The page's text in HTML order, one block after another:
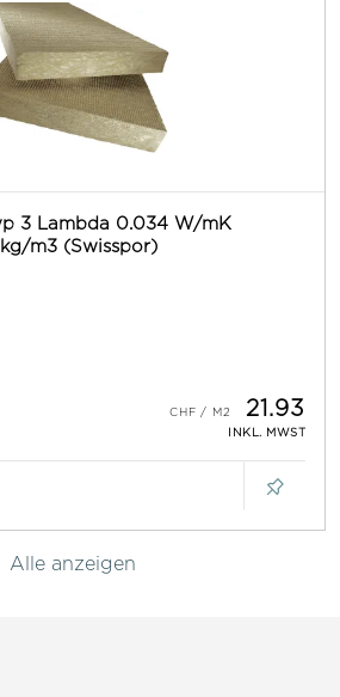
3 Lambda 0.034 W/mK
m3 (Swisspor)
21.93
INKL. MWST
Alle anzeigen